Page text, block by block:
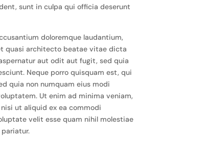
sunt in culpa qui officia deserunt
doloremque laudantium,
quasi architecto beatae vitae dicta
aut odit aut fugit, sed quia
Neque porro quisquam est, qui
quia non numquam eius modi
Ut enim ad minima veniam,
ut aliquid ex ea commodi
velit esse quam nihil molestiae